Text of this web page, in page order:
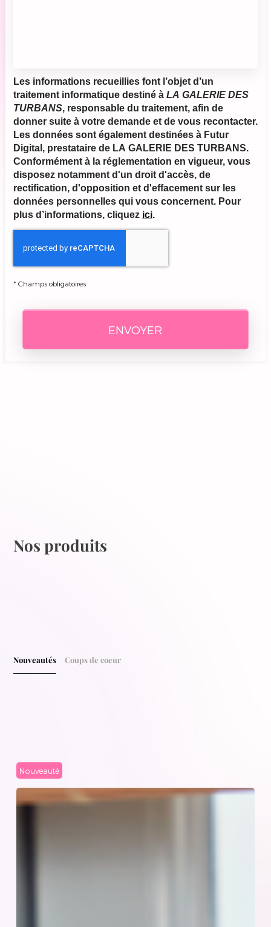
Les informations recueillies font l’objet d’un
traitement informatique destiné àLA GALERIE DES
TURBANS, responsable du traitement, afin de
donner suite à votre demande et de vous recontacter.
Les données sont également destinées à Futur
Digital, prestataire de LA GALERIE DES TURBANS.
Conformément à la réglementation en vigueur, vous
disposez notamment d'un droit d'accès, de
rectification, d'opposition et d'effacement sur les
données personnelles qui vous concernent. Pour
plus d’informations, cliquez ici.
* Champs obligatoires
Nos produits
Nouveautés Coups de coeur
Nouveauté